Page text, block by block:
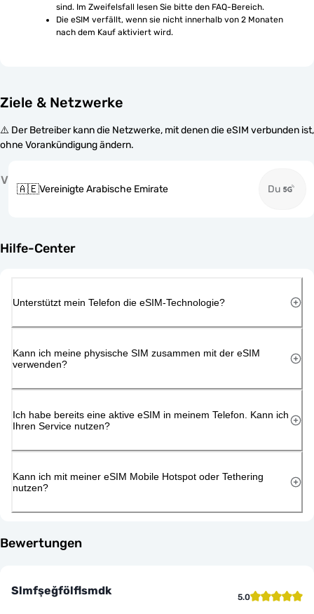
sind. Im Zweifelsfall lesen Sie bitte den FAQ-Bereich.
Die eSIM verfällt, wenn sie nicht innerhalb von 2 Monaten
nach dem Kauf aktiviert wird.
Ziele & Netzwerke
⚠️ Der Betreiber kann die Netzwerke, mit denen die eSIM verbunden ist,
ohne Vorankündigung ändern.
V
🇦🇪Vereinigte Arabische Emirate Du
Hilfe-Center
Unterstützt mein Telefon die eSIM-Technologie?
Kann ich meine physische SIM zusammen mit der eSIM
verwenden?
Ich habe bereits eine aktive eSIM in meinem Telefon. Kann ich
Ihren Service nutzen?
Kann ich mit meiner eSIM Mobile Hotspot oder Tethering
nutzen?
Bewertungen
Slmfşeğfölflsmdk 5.0